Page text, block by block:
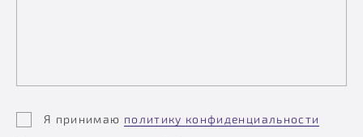
Я принимаю политику конфиденциальности